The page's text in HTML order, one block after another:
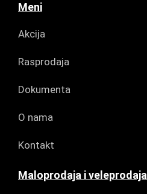
Meni
Akcija
Rasprodaja
Dokumenta
O nama
Kontakt
Maloprodaja i veleprodaja